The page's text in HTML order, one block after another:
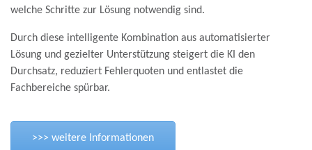
welche Schritte zur Lösung notwendig sind.
Durch diese intelligente Kombination aus automatisierter
Lösung und gezielter Unterstützung steigert die KI den
Durchsatz, reduziert Fehlerquoten und entlastet die
Fachbereiche spürbar.
>>> weitere Informationen